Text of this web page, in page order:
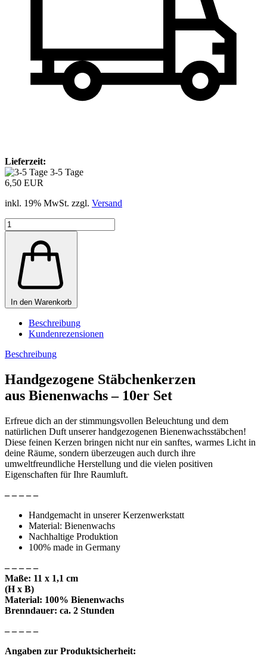
Lieferzeit:
3-5 Tage
6,50 EUR
inkl. 19% MwSt. zzgl. Versand
In den Warenkorb
Beschreibung
Kundenrezensionen
Beschreibung
Handgezogene Stäbchenkerzen
aus Bienenwachs – 10er Set
Erfreue dich an der stimmungsvollen Beleuchtung und dem
natürlichen Duft unserer handgezogenen Bienenwachsstäbchen!
Diese feinen Kerzen bringen nicht nur ein sanftes, warmes Licht in
deine Räume, sondern überzeugen auch durch ihre
umweltfreundliche Herstellung und die vielen positiven
Eigenschaften für Ihre Raumluft.
– – – – –
Handgemacht in unserer Kerzenwerkstatt
Material: Bienenwachs
Nachhaltige Produktion
100% made in Germany
– – – – –
Maße: 11 x 1,1 cm
(H x B)
Material: 100% Bienenwachs
Brenndauer: ca. 2 Stunden
– – – – –
Angaben zur Produktsicherheit: